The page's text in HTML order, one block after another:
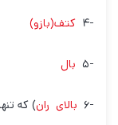
-۴ کتف(بازو)
-۵ بال
-۶ بالای ران) که